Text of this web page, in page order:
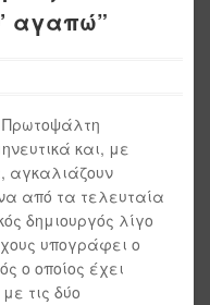
αγαπώ”
Πρωτοψάλτη
και, με
αγκαλιάζουν
από τα τελευταία
δημιουργός λίγο
υπογράφει ο
ο οποίος έχει
τις δύο